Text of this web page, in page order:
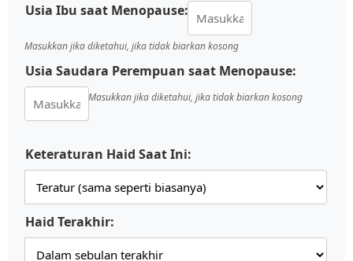
Usia Ibu saat Menopause:
Masukkan jika diketahui, jika tidak biarkan kosong
Usia Saudara Perempuan saat Menopause:
Masukkan jika diketahui, jika tidak biarkan kosong
Keteraturan Haid Saat Ini:
Haid Terakhir: